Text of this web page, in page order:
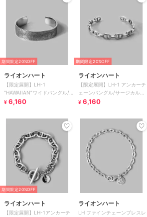
期間限定20%OFF
ライオンハート
【限定展開】LH-1
“HAWAIIAN”ワイドバングル/サ
ージカルステンレス 金属アレ
¥ 6,160
期間限定20%OFF
ライオンハート
【限定展開】LH-1 アンカーチ
ェーンバングル/サージカルス
テンレス 金属アレルギー対応
¥ 6,160
期間限定20%OFF
ライオンハート
【限定展開】LH-1アンカーチ
ライオンハート
LH ファインチェーンブレスレ